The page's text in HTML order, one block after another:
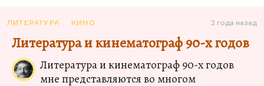
«Мы» Замятина, может быть; платоновские
«Впрок» и «Чевенгур», да и все, собственно. А
утопии росли как грибы: научные утопии,
технократические (как у Беляева), социальные,—
полно. Кстати говоря, большинство этих утопий
ЛИТЕРАТУРА КИНО 2 года назад
Литература и кинематограф 90-х годов
Литература и кинематограф 90-х годов
мне представляются во многом